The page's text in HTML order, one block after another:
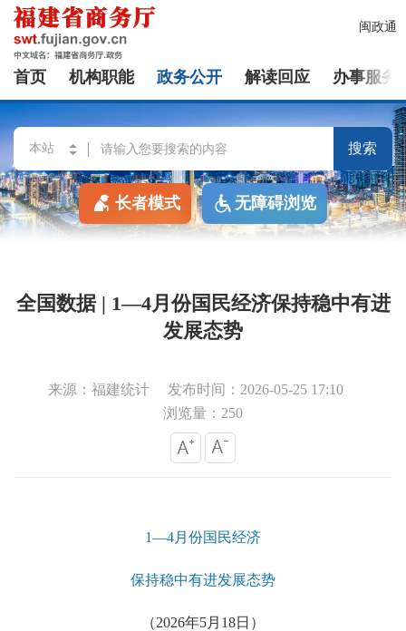
闽政通
首页 机构职能 政务公开 解读回应 办事服务
搜索
长者模式 无障碍浏览
全国数据 | 1—4月份国民经济保持稳中有进
发展态势
来源：福建统计
发布时间：2026-05-25 17:10
浏览量：250
1—4月份国民经济
保持稳中有进发展态势
（2026年5月18日）